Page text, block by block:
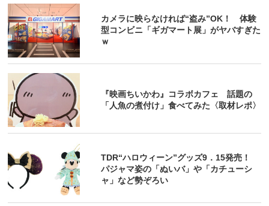
カメラに映らなければ“盗み”OK！ 体験
型コンビニ「ギガマート展」がヤバすぎた
ｗ
『映画ちいかわ』コラボカフェ 話題の
「人魚の煮付け」食べてみた〈取材レポ〉
TDR“ハロウィーン”グッズ9．15発売！
パジャマ姿の「ぬいバ」や「カチューシ
ャ」など勢ぞろい